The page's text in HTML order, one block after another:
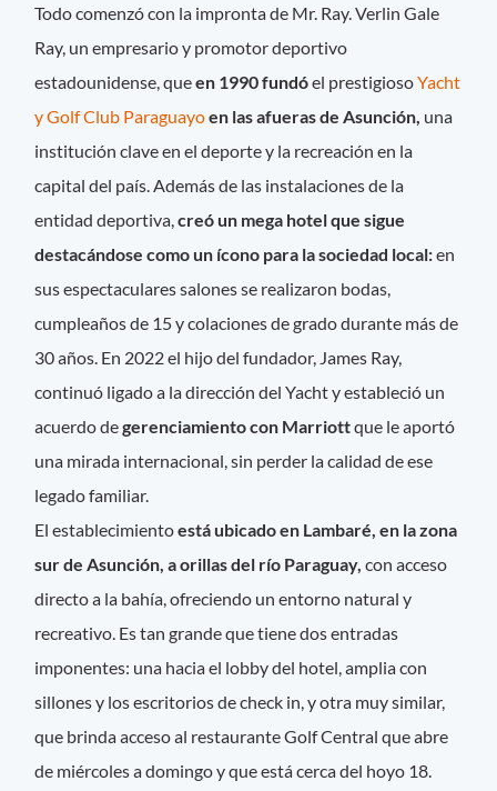
Todo comenzó con la impronta de Mr. Ray. Verlin Gale
Ray, un empresario y promotor deportivo
estadounidense, queen 1990 fundóel prestigiosoYacht
y Golf Club Paraguayoen las afueras de Asunción, una
institución clave en el deporte y la recreación en la
capital del país. Además de las instalaciones de la
entidad deportiva,creó un mega hotel que sigue
destacándose como un ícono para la sociedad local:en
sus espectaculares salones se realizaron bodas,
cumpleaños de 15 y colaciones de grado durante más de
30 años. En 2022 el hijo del fundador, James Ray,
continuó ligado a la dirección del Yacht y estableció un
acuerdo degerenciamiento con Marriottque le aportó
una mirada internacional, sin perder la calidad de ese
legado familiar.
El establecimientoestá ubicado en Lambaré, en la zona
sur de Asunción, a orillas del río Paraguay, con acceso
directo a la bahía, ofreciendo un entorno natural y
recreativo. Es tan grande que tiene dos entradas
imponentes: una hacia el lobby del hotel, amplia con
sillones y los escritorios de check in, y otra muy similar,
que brinda acceso al restaurante Golf Central que abre
de miércoles a domingo y que está cerca del hoyo 18.